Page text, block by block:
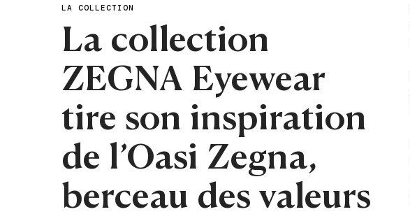
La collection
ZEGNA Eyewear
tire son inspiration
de l’Oasi Zegna,
berceau des valeurs
LA COLLECTION